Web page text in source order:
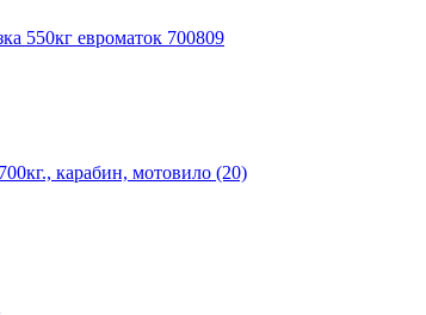
евроматок 700809
карабин, мотовило (20)